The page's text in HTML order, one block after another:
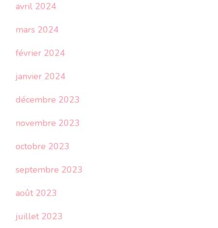
avril 2024
mars 2024
février 2024
janvier 2024
décembre 2023
novembre 2023
octobre 2023
septembre 2023
août 2023
juillet 2023